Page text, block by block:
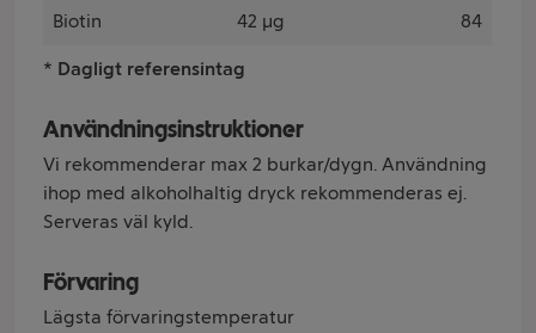
Biotin 42 µg 84
* Dagligt referensintag
Användningsinstruktioner
Vi rekommenderar max 2 burkar/dygn. Användning
ihop med alkoholhaltig dryck rekommenderas ej.
Serveras väl kyld.
Förvaring
Lägsta förvaringstemperatur